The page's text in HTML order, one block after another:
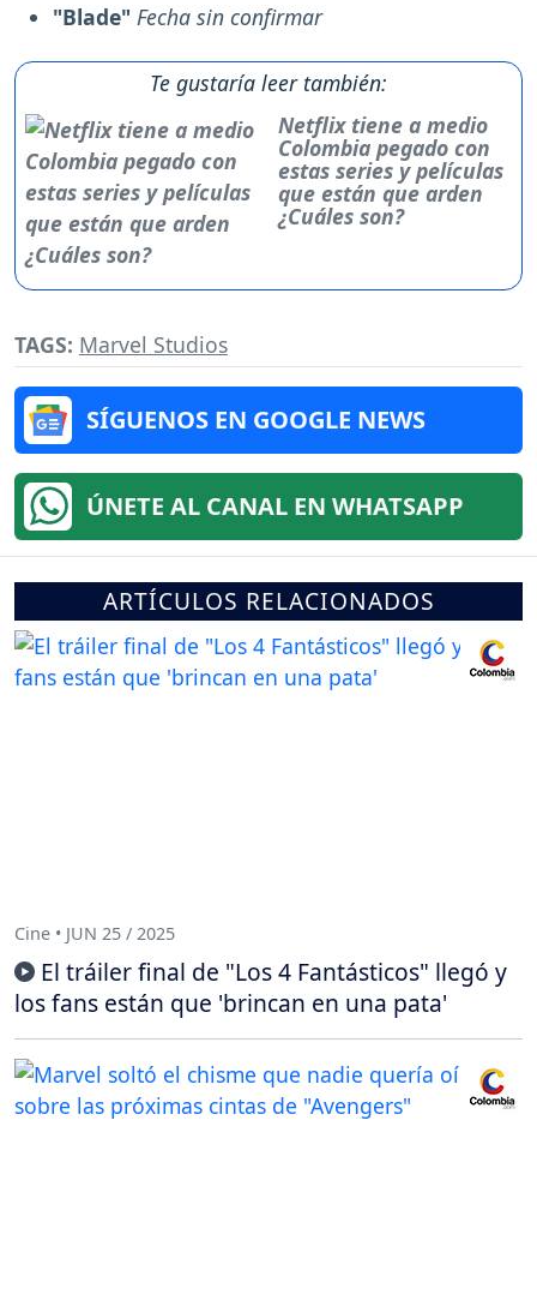
"Blade" Fecha sin confirmar
Te gustaría leer también:
Netflix tiene a medio
Colombia pegado con
estas series y películas
que están que arden
¿Cuáles son?
TAGS: Marvel Studios
SÍGUENOS EN GOOGLE NEWS
ÚNETE AL CANAL EN WHATSAPP
ARTÍCULOS RELACIONADOS
Cine • JUN 25 / 2025
El tráiler final de "Los 4 Fantásticos" llegó y
los fans están que 'brincan en una pata'